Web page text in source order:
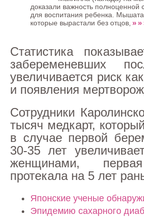
доказали важность полноценной
для воспитания ребенка. Мышата,
которые вырастали без отцов, » »
Статистика
забеременевших
увеличивается риск
и появления
Сотрудники
тысяч медкарт,
в случае первой
30-35 лет
женщинами,
протекала на 5 лет
Японские ученые
Эпидемию сахарного